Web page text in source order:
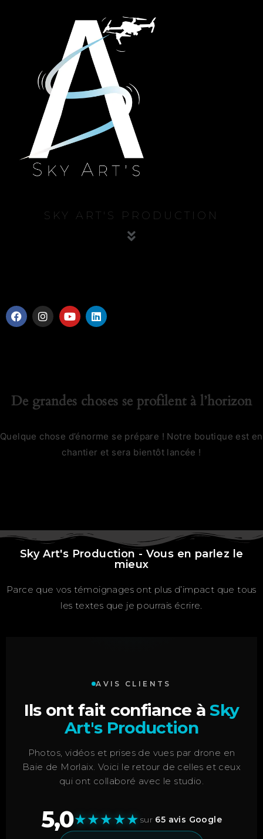
SKY ART'S PRODUCTION
De grandes choses se profilent à l’horizon
Quelque chose d’énorme se prépare ! Notre boutique est en
chantier et sera bientôt lancée !
Sky Art's Production - Vous en parlez le
mieux
Parce que vos témoignages ont plus d’impact que tous
les textes que je pourrais écrire.
AVIS CLIENTS
Ils ont fait confiance àSky
Art's Production
Photos, vidéos et prises de vues par drone en
Baie de Morlaix. Voici le retour de celles et ceux
qui ont collaboré avec le studio.
5,0★★★★★ sur 65 avis Google